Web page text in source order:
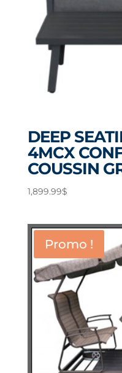
DEEP
4MCX
COUSSIN
1,899.99$
Promo !